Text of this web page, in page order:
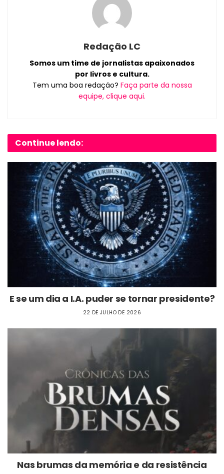
Redação LC
Somos um time de jornalistas apaixonados
por livros e cultura.
Tem uma boa redação? Faça parte da nossa
equipe, clique aqui.
Continue lendo:
E se um dia a I.A. puder se tornar presidente?
22 DE JULHO DE 2026
Nas brumas da memória e da resistência